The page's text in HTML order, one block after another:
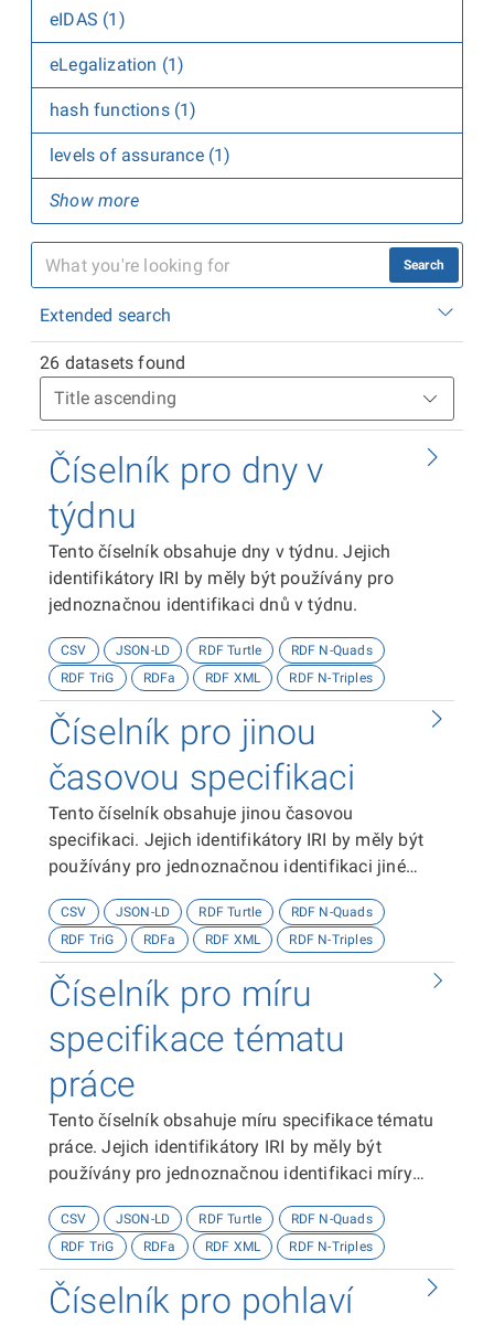
eIDAS (1)
eLegalization (1)
hash functions (1)
levels of assurance (1)
Show more
Search
Extended search
26 datasets found
Číselník pro dny v
týdnu
Tento číselník obsahuje dny v týdnu. Jejich
identifikátory IRI by měly být používány pro
jednoznačnou identifikaci dnů v týdnu.
CSV JSON-LD RDF Turtle
RDF N-Quads
RDF TriG
RDFa RDF XML RDF N-Triples
Číselník pro jinou
časovou specifikaci
Tento číselník obsahuje jinou časovou
specifikaci. Jejich identifikátory IRI by měly být
používány pro jednoznačnou identifikaci jiné
CSV JSON-LD RDF Turtle
RDF N-Quads
RDF TriG
RDFa RDF XML RDF N-Triples
Číselník pro míru
specifikace tématu
práce
Tento číselník obsahuje míru specifikace tématu
práce. Jejich identifikátory IRI by měly být
používány pro jednoznačnou identifikaci míry
CSV JSON-LD RDF Turtle
RDF N-Quads
RDF TriG
RDFa RDF XML RDF N-Triples
Číselník pro pohlaví